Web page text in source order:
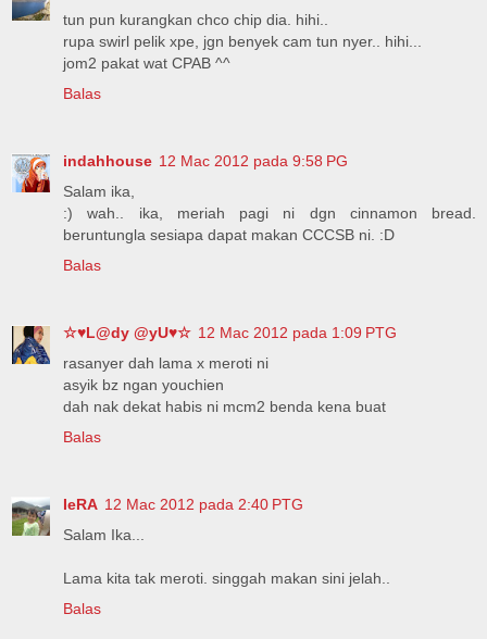
tun pun kurangkan chco chip dia. hihi..
rupa swirl pelik xpe, jgn benyek cam tun nyer.. hihi...
jom2 pakat wat CPAB ^^
Balas
indahhouse 12 Mac 2012 pada 9:58 PG
Salam ika,
:) wah.. ika, meriah pagi ni dgn cinnamon bread.
beruntungla sesiapa dapat makan CCCSB ni. :D
Balas
☆♥L@dy @yU♥☆ 12 Mac 2012 pada 1:09 PTG
rasanyer dah lama x meroti ni
asyik bz ngan youchien
dah nak dekat habis ni mcm2 benda kena buat
Balas
IeRA 12 Mac 2012 pada 2:40 PTG
Salam Ika...
Lama kita tak meroti. singgah makan sini jelah..
Balas